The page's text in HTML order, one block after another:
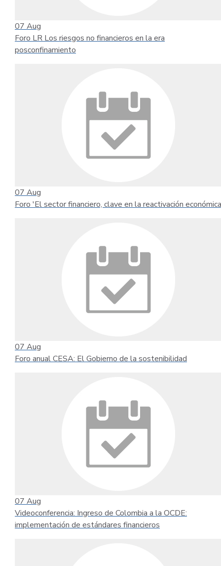
07 Aug
Foro LR Los riesgos no financieros en la era
posconfinamiento
07 Aug
Foro 'El sector financiero, clave en la reactivación
07 Aug
Foro anual CESA: El Gobierno de la sostenibilidad
07 Aug
Videoconferencia: Ingreso de Colombia a la OCDE:
implementación de estándares financieros